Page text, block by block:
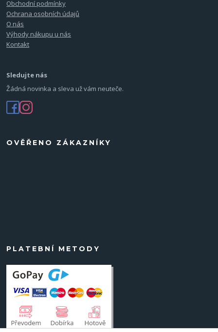
Obchodní podmínky
Ochrana osobních údajů
O nás
Výhody nákupu u nás
Kontakt
Sledujte nás
Žádná novinka a sleva už vám neuteče.
OVĚŘENO ZÁKAZNÍKY
PLATEBNÍ METODY